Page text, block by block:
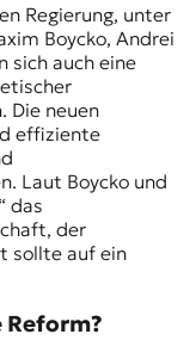
Regierung, unter
Boycko, Andrei
sich auch eine
Die neuen
effiziente
Laut Boycko und
das
der
sollte auf ein